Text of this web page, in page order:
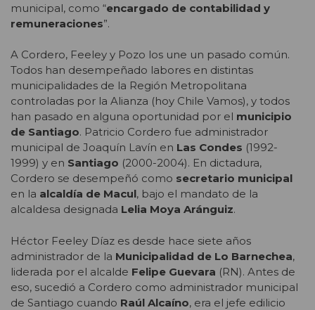
municipal, como “encargado de contabilidad y
remuneraciones”.
A Cordero, Feeley y Pozo los une un pasado común.
Todos han desempeñado labores en distintas
municipalidades de la Región Metropolitana
controladas por la Alianza (hoy Chile Vamos), y todos
han pasado en alguna oportunidad por el municipio
de Santiago. Patricio Cordero fue administrador
municipal de Joaquín Lavín en Las Condes (1992-
1999) y en Santiago (2000-2004). En dictadura,
Cordero se desempeñó como secretario municipal
en la alcaldía de Macul, bajo el mandato de la
alcaldesa designada Lelia Moya Aránguiz.
Héctor Feeley Díaz es desde hace siete años
administrador de la Municipalidad de Lo Barnechea,
liderada por el alcalde Felipe Guevara (RN). Antes de
eso, sucedió a Cordero como administrador municipal
de Santiago cuando Raúl Alcaíno, era el jefe edilicio